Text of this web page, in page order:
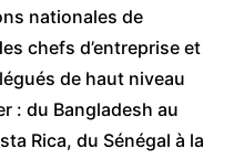
nationales de
chefs d’entreprise et
de haut niveau
: du Bangladesh au
Rica, du Sénégal à la